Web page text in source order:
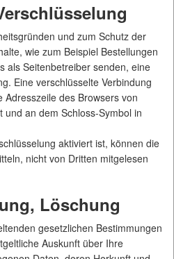
und zum Schutz der
wie zum Beispiel Bestellungen
als Seitenbetreiber senden, eine
Eine verschlüsselte Verbindung
des Browsers von
und an dem Schloss-Symbol in
aktiviert ist, können die
nicht von Dritten mitgelesen
Löschung
gesetzlichen Bestimmungen
Auskunft über Ihre